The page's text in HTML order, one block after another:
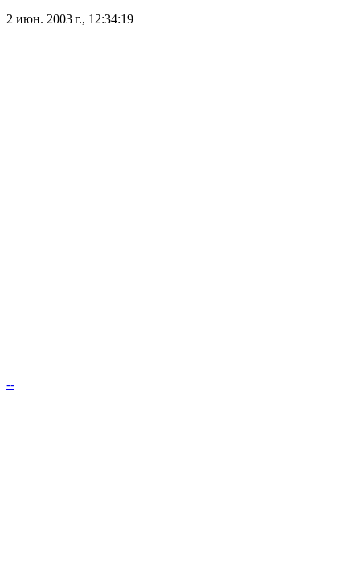
2 июн. 2003 г., 12:34:19
--